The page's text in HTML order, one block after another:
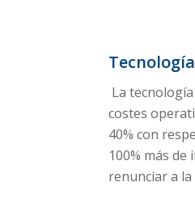
La
costes
40% con
100% más
renunciar a